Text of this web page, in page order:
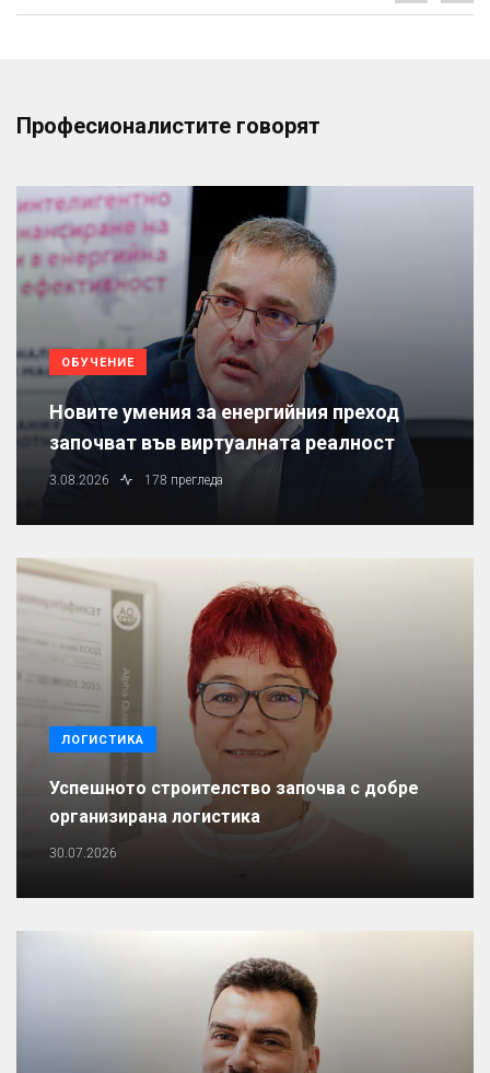
Професионалистите говорят
ОБУЧЕНИЕ
Новите умения за енергийния преход
започват във виртуалната реалност
3.08.2026 178 прегледа
ЛОГИСТИКА
Успешното строителство започва с добре
организирана логистика
30.07.2026